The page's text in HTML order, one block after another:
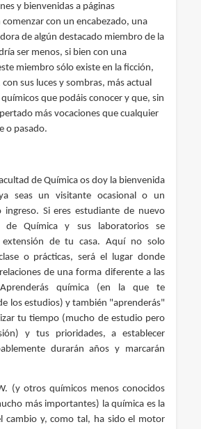
y bienvenidas a páginas
con un encabezado, una
de algún destacado miembro de la
ser menos, si bien con una
miembro sólo existe en la ficción,
sus luces y sombras, más actual
que podáis conocer y que, sin
más vocaciones que cualquier
o pasado.
de Química os doy la bienvenida
seas un visitante ocasional o un
ingreso. Si eres estudiante de nuevo
de Química y sus laboratorios se
de tu casa. Aquí no solo
o prácticas, será el lugar donde
de una forma diferente a las
química (en la que te
los estudios) y también "aprenderás"
tu tiempo (mucho de estudio pero
y tus prioridades, a establecer
durarán años y marcarán
(y otros químicos menos conocidos
más importantes) la química es la
cambio y, como tal, ha sido el motor